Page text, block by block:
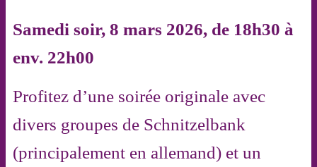
Samedi soir, 8 mars 2026, de 18h30 à
env. 22h00
Profitez d’une soirée originale avec
divers groupes de Schnitzelbank
(principalement en allemand) et un